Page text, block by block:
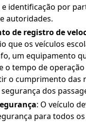
e identificação por
autoridades.
de registro de
que os veículos
um equipamento
o tempo de
o cumprimento das
dos
: O veículo
para todos